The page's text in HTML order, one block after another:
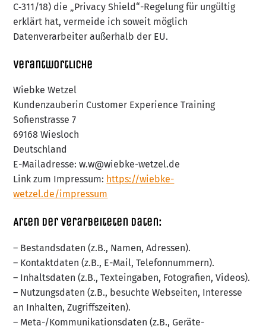
C‑311/18) die „Privacy Shield“-Regelung für ungültig
erklärt hat, vermeide ich soweit möglich
Datenverarbeiter außerhalb der EU.
Verantwortliche
Wiebke Wetzel
Kundenzauberin Customer Experience Training
Sofienstrasse 7
69168 Wiesloch
Deutschland
E-Mailadresse: w.w@wiebke-wetzel.de
Link zum Impressum: https://wiebke-
wetzel.de/impressum
Arten der verarbeiteten Daten:
– Bestandsdaten (z.B., Namen, Adressen).
– Kontaktdaten (z.B., E-Mail, Telefonnummern).
– Inhaltsdaten (z.B., Texteingaben, Fotografien, Videos).
– Nutzungsdaten (z.B., besuchte Webseiten, Interesse
an Inhalten, Zugriffszeiten).
– Meta-/Kommunikationsdaten (z.B., Geräte-